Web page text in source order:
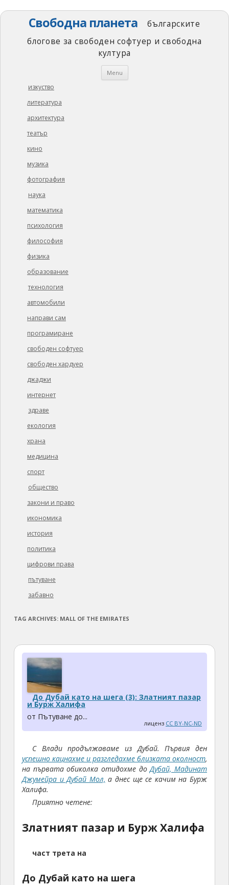
Свободна планета
българските
блогове за свободен софтуер и свободна
култура
Menu Skip
изкуство
литература
архитектура
театър
кино
музика
фотография
наука
математика
психология
философия
физика
образование
технология
автомобили
направи сам
програмиране
свободен софтуер
свободен хардуер
джаджи
интернет
здраве
екология
храна
медицина
спорт
общество
закони и право
икономика
история
политика
цифрови права
пътуване
забавно
TAG ARCHIVES: MALL OF THE EMIRATES
До Дубай като на шега (3): Златният пазар
и Бурж Халифа
от Пътуване до...
лиценз CC BY-NC-ND
С Влади продължаваме из Дубай. Първия ден
успешно кацнахме и разгледахме близката околност,
на първата обиколка отидохме доДубай, Мадинат
Джумейра и Дубай Мол, а днес ще се качим на Бурж
Халифа.
Приятно четене:
Златният пазар и Бурж Халифа
част трета на
До Дубай като на шега